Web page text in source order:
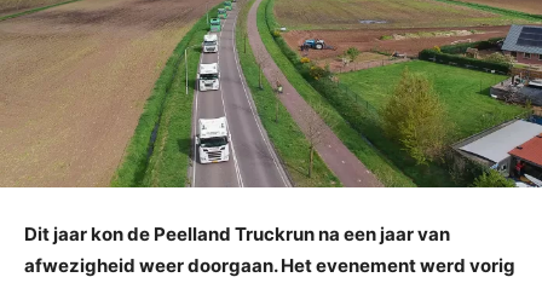
Dit jaar kon de Peelland Truckrun na een jaar van
afwezigheid weer doorgaan. Het evenement werd vorig